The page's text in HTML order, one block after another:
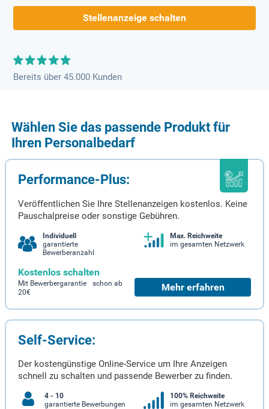
Stellenanzeige schalten
Bereits über 45.000 Kunden
Wählen Sie das passende Produkt für
Ihren Personalbedarf
Performance-Plus:
Veröffentlichen Sie Ihre Stellenanzeigen kostenlos. Keine
Pauschalpreise oder sonstige Gebühren.
Individuell
garantierte
Bewerberanzahl
Max. Reichweite
im gesamten Netzwerk
Kostenlos schalten
Mit Bewerbergarantie schon ab
20€
Mehr erfahren
Self-Service:
Der kostengünstige Online-Service um Ihre Anzeigen
schnell zu schalten und passende Bewerber zu finden.
4 - 10
garantierte Bewerbungen
100% Reichweite
im gesamten Netzwerk